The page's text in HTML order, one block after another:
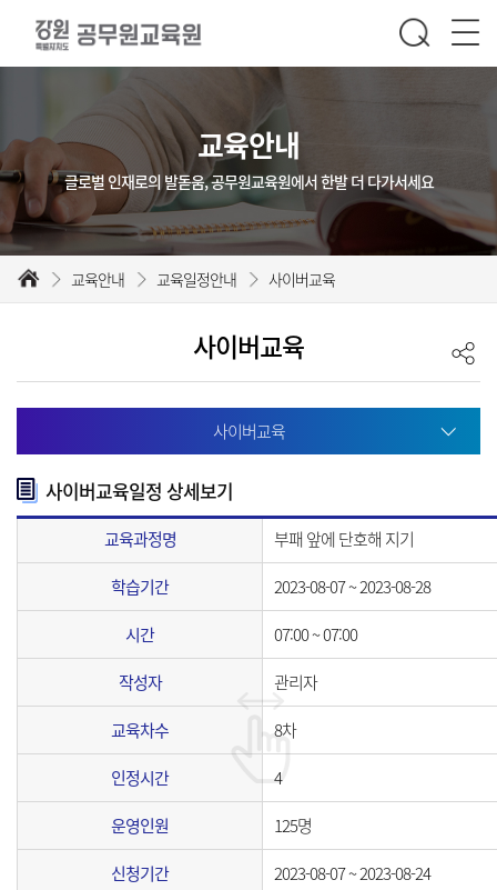
교육안내
글로벌 인재로의 발돋움, 공무원교육원에서 한발 더 다가서세요
교육안내 교육일정안내 사이버교육
사이버교육
사이버교육
사이버교육일정 상세보기
교육과정명
부패 앞에 단호해 지기
학습기간
2023-08-07 ~ 2023-08-28
시간
07:00 ~ 07:00
작성자
관리자
교육차수
8차
인정시간
4
운영인원
125명
신청기간
2023-08-07 ~ 2023-08-24